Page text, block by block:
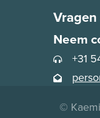
Neem
+31
©